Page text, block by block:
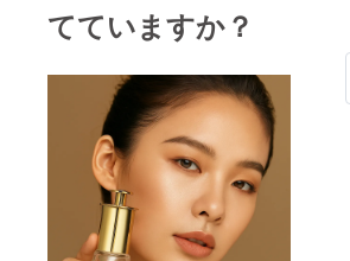
てていますか？